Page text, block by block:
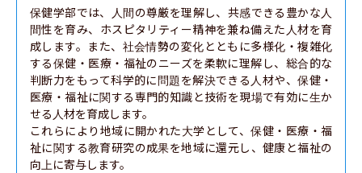
保健学部では、人間の尊厳を理解し、共感できる豊かな人
間性を育み、ホスピタリティー精神を兼ね備えた人材を育
成します。また、社会情勢の変化とともに多様化・複雑化
する保健・医療・福祉のニーズを柔軟に理解し、総合的な
判断力をもって科学的に問題を解決できる人材や、保健・
医療・福祉に関する専門的知識と技術を現場で有効に生か
せる人材を育成します。
これらにより地域に開かれた大学として、保健・医療・福
祉に関する教育研究の成果を地域に還元し、健康と福祉の
向上に寄与します。